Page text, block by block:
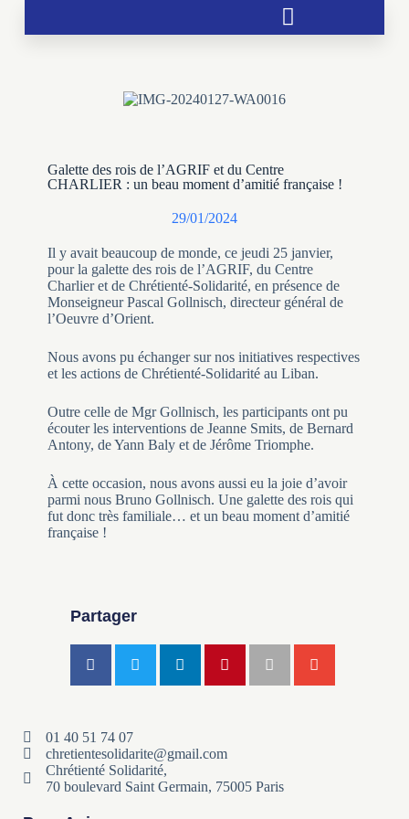
Galette des rois de l’AGRIF et du Centre
CHARLIER : un beau moment d’amitié française !
29/01/2024
Il y avait beaucoup de monde, ce jeudi 25 janvier,
pour la galette des rois de l’AGRIF, du Centre
Charlier et de Chrétienté-Solidarité, en présence de
Monseigneur Pascal Gollnisch, directeur général de
l’Oeuvre d’Orient.
Nous avons pu échanger sur nos initiatives respectives
et les actions de Chrétienté-Solidarité au Liban.
Outre celle de Mgr Gollnisch, les participants ont pu
écouter les interventions de Jeanne Smits, de Bernard
Antony, de Yann Baly et de Jérôme Triomphe.
À cette occasion, nous avons aussi eu la joie d’avoir
parmi nous Bruno Gollnisch. Une galette des rois qui
fut donc très familiale… et un beau moment d’amitié
française !
Partager
01 40 51 74 07
chretientesolidarite@gmail.com
Chrétienté Solidarité,
70 boulevard Saint Germain, 75005 Paris